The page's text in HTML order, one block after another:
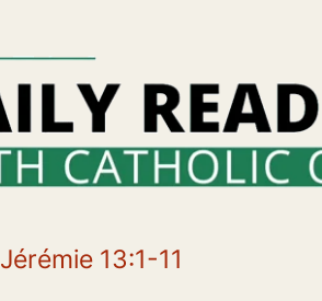
Jérémie 13:1-11